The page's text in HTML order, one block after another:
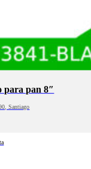
para pan 8″
Santiago